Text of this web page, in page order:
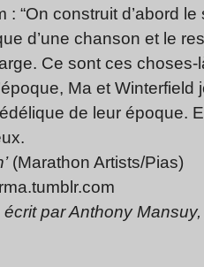
: “On construit d’abord
d’une chanson et le
Ce sont ces choses-
Ma et
de leur époque.
(Marathon Artists/Pias)
écrit par Anthony